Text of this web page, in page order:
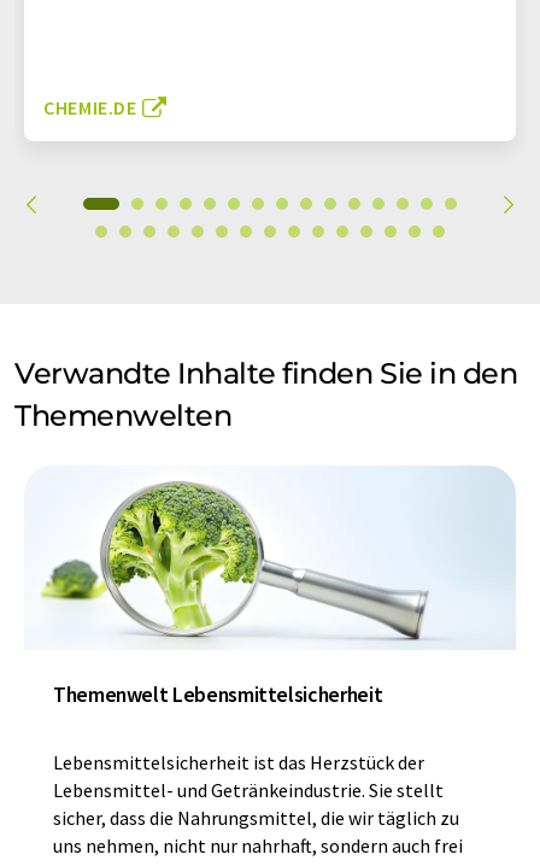
CHEMIE.DE
Verwandte Inhalte finden Sie in den
Themenwelten
Themenwelt Lebensmittelsicherheit
Lebensmittelsicherheit ist das Herzstück der
Lebensmittel- und Getränkeindustrie. Sie stellt
sicher, dass die Nahrungsmittel, die wir täglich zu
uns nehmen, nicht nur nahrhaft, sondern auch frei